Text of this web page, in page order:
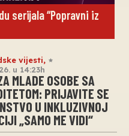
serijala “Popravni iz
vijesti,
u 14:23h
MLADE OSOBE SA
PRIJAVITE SE
U INKLUZIVNOJ
„SAMO ME VIDI“